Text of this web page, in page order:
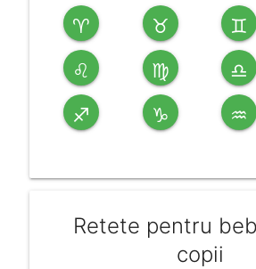
♈ ♉ ♊
♌ ♍ ♎
♐ ♑ ♒
Retete pentru
copii